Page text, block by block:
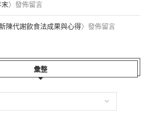
末〉發佈留言
陳代謝飲食法成果與心得〉發佈留言
彙整